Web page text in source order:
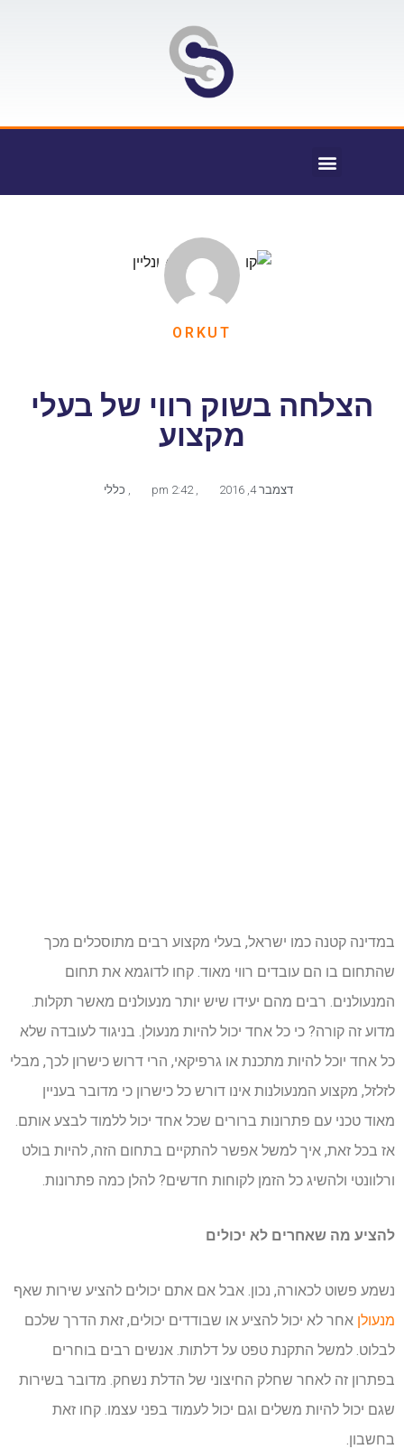
ORKUT
הצלחה בשוק רווי של בעלי
מקצוע
דצמבר 4, 2016 כללי
במדינה קטנה כמו ישראל, בעלי מקצוע רבים מתוסכלים מכך
שהתחום בו הם עובדים רווי מאוד. קחו לדוגמא את תחום
המנעולנים. רבים מהם יעידו שיש יותר מנעולנים מאשר תקלות.
מדוע זה קורה? כי כל אחד יכול להיות מנעולן. בניגוד לעובדה שלא
כל אחד יוכל להיות מתכנת או גרפיקאי, הרי דרוש כישרון לכך, מבלי
לזלזל, מקצוע המנעולנות אינו דורש כל כישרון כי מדובר בעניין
מאוד טכני עם פתרונות ברורים שכל אחד יכול ללמוד לבצע אותם.
אז בכל זאת, איך למשל אפשר להתקיים בתחום הזה, להיות בולט
ורלוונטי ולהשיג כל הזמן לקוחות חדשים? להלן כמה פתרונות.
להציע מה שאחרים לא יכולים
נשמע פשוט לכאורה, נכון. אבל אם אתם יכולים להציע שירות שאף
מנעולן אחר לא יכול להציע או שבודדים יכולים, זאת הדרך שלכם
לבלוט. למשל התקנת טפט על דלתות. אנשים רבים בוחרים
בפתרון זה לאחר שחלק החיצוני של הדלת נשחק. מדובר בשירות
שגם יכול להיות משלים וגם יכול לעמוד בפני עצמו. קחו זאת
בחשבון.